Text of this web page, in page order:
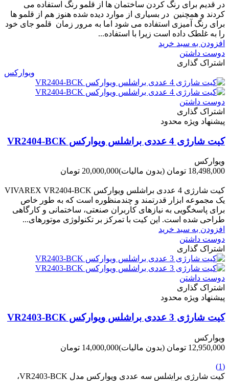
در قدیم برای رنگ کردن ساختمان ها از قلمو رنگ استفاده می
کردند و همچنین در بسیاری از موارد دیده شده هنوز هم از قلمو ها
برای رنگ آمیزی استفاده می شود اما به مرور زمان قلمو جای خود
را به غلطک داده است زیرا با استفاده...
افزودن به سبد خرید
دوست داشتن
اشتراک گذاری
ویوارکس
دوست داشتن
اشتراک گذاری
پیشنهاد ویژه محدود
کیت شارژی 4 عددی براشلس ویوارکس VR2404-BCK
ویوارکس
18,498,000 تومان
(بدون مالیات)20,000,000 تومان
کیت شارژی 4 عددی براشلس ویوارکس VIVAREX VR2404-BCK
یک مجموعه ابزار قدرتمند و چندمنظوره است که به طور خاص
برای پاسخگویی به نیازهای کاربران صنعتی، ساختمانی و کارگاهی
طراحی شده است. این کیت با تمرکز بر تکنولوژی موتورهای...
افزودن به سبد خرید
دوست داشتن
اشتراک گذاری
دوست داشتن
اشتراک گذاری
پیشنهاد ویژه محدود
کیت شارژی 3 عددی براشلس ویوارکس VR2403-BCK
ویوارکس
12,950,000 تومان
(بدون مالیات)14,000,000 تومان
(1)
کیت شارژی براشلس سه عددی ویوارکس مدل VR2403-BCK،